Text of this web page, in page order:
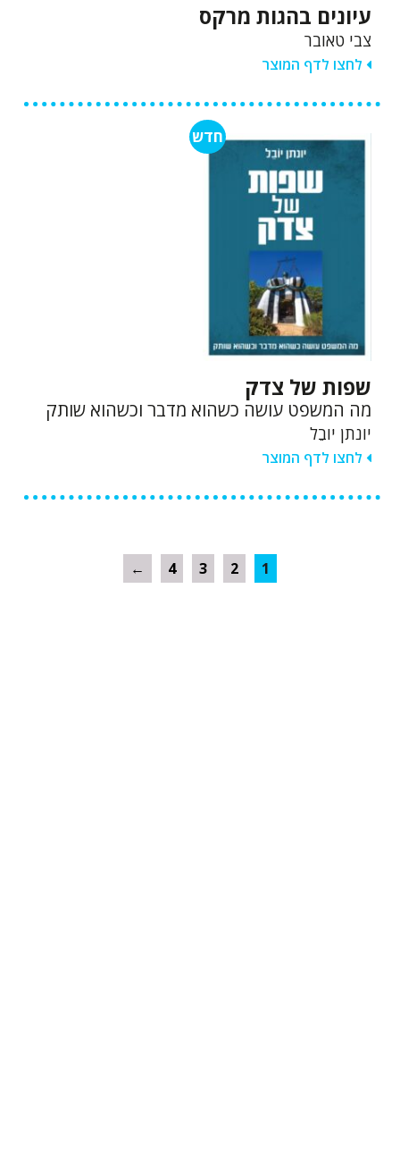
עיונים בהגות מרקס
צבי טאובר
לחצו לדף המוצר
חדש
שפות של צדק
מה המשפט עושה כשהוא מדבר וכשהוא שותק
יונתן יֹובֵל
לחצו לדף המוצר
1
2
3
4
←